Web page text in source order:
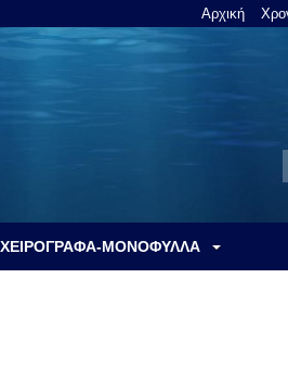
Αρχική
ΧΕΙΡΟΓΡΑΦΑ-ΜΟΝΟΦΥΛΛΑ